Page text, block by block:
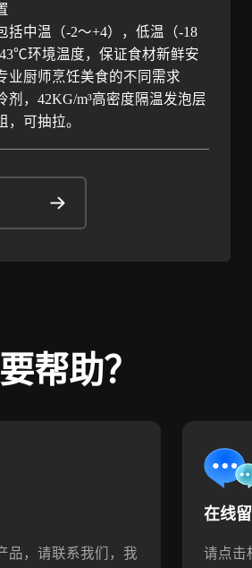
中温（-2～+4），低温（-18
环境温度，保证食材新鲜安
业厨师烹饪美食的不同需求
，42KG/m³高密度隔温发泡层
可抽拉。
帮助？
品，请联系我们，我
在线
请点击